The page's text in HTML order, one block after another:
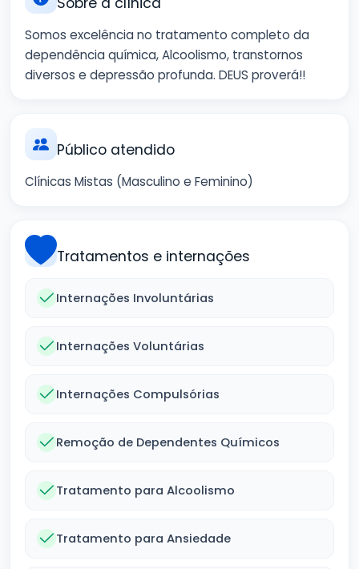
Somos excelência no tratamento completo da
dependência química, Alcoolismo, transtornos
diversos e depressão profunda. DEUS proverá!!
Público atendido
Clínicas Mistas (Masculino e Feminino)
Tratamentos e internações
Internações Involuntárias
Internações Voluntárias
Internações Compulsórias
Remoção de Dependentes Químicos
Tratamento para Alcoolismo
Tratamento para Ansiedade